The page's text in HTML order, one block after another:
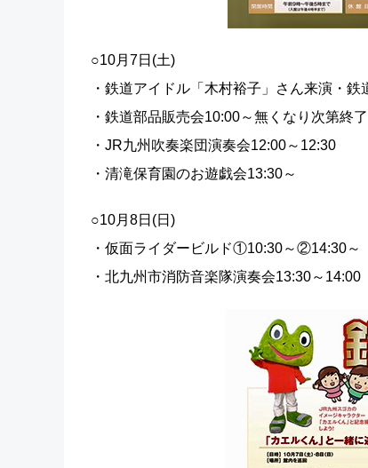
○10月7日(土)
・鉄道アイドル「木村裕子」さん来演・
・鉄道部品販売会10:00～無くなり次第終了
・JR九州吹奏楽団演奏会12:00～12:30
・清滝保育園のお遊戯会13:30～
○10月8日(日)
・仮面ライダービルド①10:30～②14:30～
・北九州市消防音楽隊演奏会13:30～14:00